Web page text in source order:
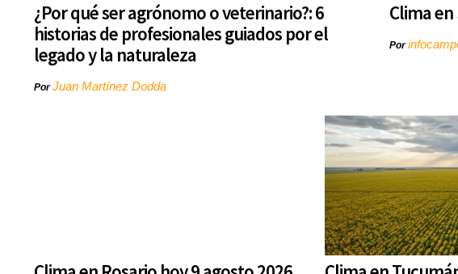
¿Por qué ser agrónomo o veterinario?: 6
historias de profesionales guiados por el
legado y la naturaleza
PorJuan Martínez Dodda
Clima en
Por